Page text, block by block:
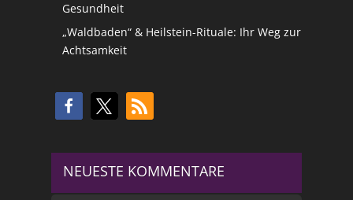
Gesundheit
„Waldbaden“ & Heilstein-Rituale: Ihr Weg zur
Achtsamkeit
NEUESTE KOMMENTARE